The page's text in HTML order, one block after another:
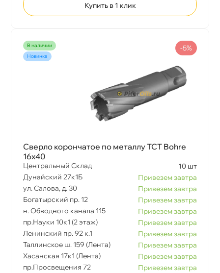
Купить в 1 клик
наличии
Новинка
Сверло корончатое по металлу TCT Bohre
16х40
Центральный Склад
10 шт
Дунайский 27к1Б
Привезем завтра
ул. Салова, д. 30
Привезем завтра
Богатырский пр. 12
Привезем завтра
н. Обводного канала 115
Привезем завтра
пр.Науки 10к1 (2 этаж)
Привезем завтра
Ленинский пр. 92 к.1
Привезем завтра
Таллинское ш. 159 (Лента)
Привезем завтра
Хасанская 17к1 (Лента)
Привезем завтра
пр.Просвещения 72
Привезем завтра
-5%